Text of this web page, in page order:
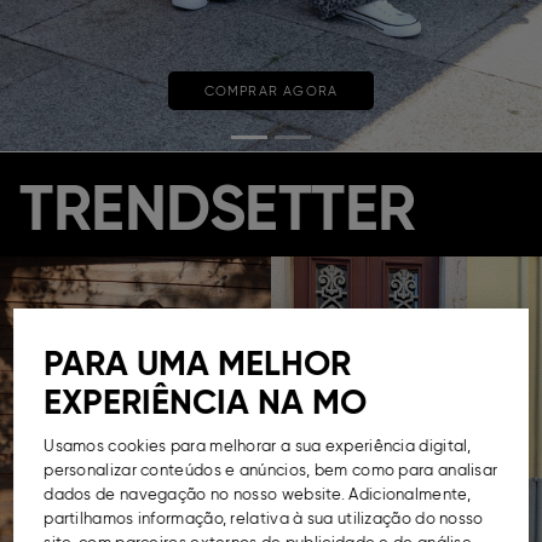
COMPRAR AGORA
TRENDSETTER
PARA UMA MELHOR
EXPERIÊNCIA NA MO
Usamos cookies para melhorar a sua experiência digital,
personalizar conteúdos e anúncios, bem como para analisar
dados de navegação no nosso website. Adicionalmente,
partilhamos informação, relativa à sua utilização do nosso